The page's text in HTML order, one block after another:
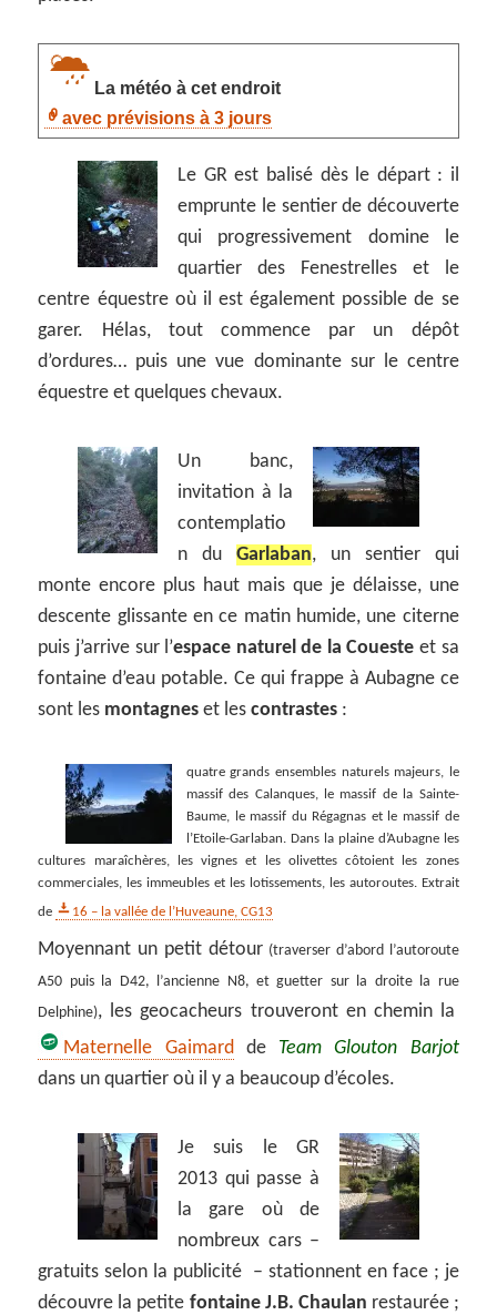
La météo à cet endroit
avec prévisions à 3 jours
Le GR est balisé dès le départ : il
emprunte le sentier de découverte
qui progressivement domine le
quartier des Fenestrelles et le
centre équestre où il est également possible de se
garer. Hélas, tout commence par un dépôt
d’ordures… puis une vue dominante sur le centre
équestre et quelques chevaux.
Un banc,
invitation à la
contemplatio
n duGarlaban, un sentier qui
monte encore plus haut mais que je délaisse, une
descente glissante en ce matin humide, une citerne
puis j’arrive sur l’espace naturel de la Coueste et sa
fontaine d’eau potable. Ce qui frappe à Aubagne ce
sont les montagnes et lescontrastes :
quatre grands ensembles naturels majeurs, le
massif des Calanques, le massif de la Sainte-
Baume, le massif du Régagnas et le massif de
l’Etoile-Garlaban. Dans la plaine d’Aubagne les
cultures maraîchères, les vignes et les olivettes côtoient les zones
commerciales, les immeubles et les lotissements, les autoroutes. Extrait
de 16 – la vallée de l’Huveaune, CG13
Moyennant un petit détour (traverser d’abord l’autoroute
A50 puis la D42, l’ancienne N8, et guetter sur la droite la rue
Delphine), les geocacheurs trouveront en chemin la
Maternelle Gaimardde Team Glouton Barjot
dans un quartier où il y a beaucoup d’écoles.
Je suis le GR
2013 qui passe à
la gare où de
nombreux cars –
gratuits selon la publicité – stationnent en face ; je
découvre la petite fontaine J.B. Chaulan restaurée ;